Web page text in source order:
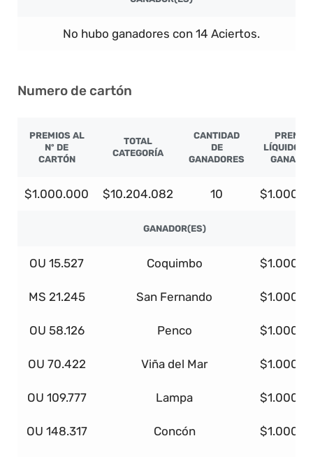
No hubo ganadores con 14 Aciertos.
Numero de cartón
PREMIOS AL
Nº DE
CARTÓN
TOTAL
CATEGORÍA
CANTIDAD
DE
GANADORES
PREMIO
LÍQUIDO
$1.000.000 $10.204.082 10
GANADOR(ES)
OU 15.527 Coquimbo
MS 21.245 San Fernando
OU 58.126 Penco
OU 70.422 Viña del Mar
OU 109.777 Lampa
OU 148.317 Concón